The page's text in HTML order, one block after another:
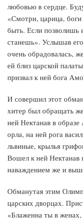
любовью в сердце.
«Смотри, царица,
быть. Если позволишь
станешь». Услышав
очень обрадовалась,
ей близ царской
призвал к ней бога
И совершил этот
хитер был обращать
ней Нектанав в
орла, на ней рога
львиные, крылья
Вошел к ней
наваждением же и
Обманутая этим
царских дворцах.
«Блаженна ты в